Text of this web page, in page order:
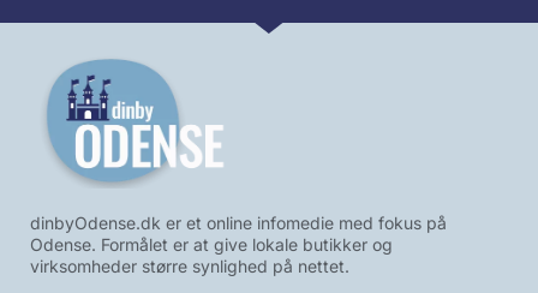
dinbyOdense.dk er et online infomedie med fokus på
Odense. Formålet er at give lokale butikker og
virksomheder større synlighed på nettet.